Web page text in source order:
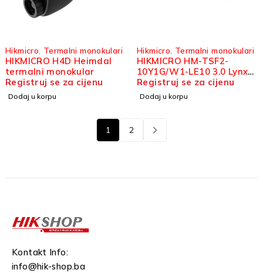
Hikmicro Termalni monokulari
HIKMICRO H4D Heimdal
termalni monokular
Registruj se za cijenu
Dodaj u korpu
Hikmicro Termalni monokulari
HIKMICRO HM-TSF2-
10Y1G/W1-LE10 3.0 Lynx
3.0 termalni monokular
Registruj se za cijenu
Dodaj u korpu
1 2
Kontakt Info:
info@hik-shop.ba